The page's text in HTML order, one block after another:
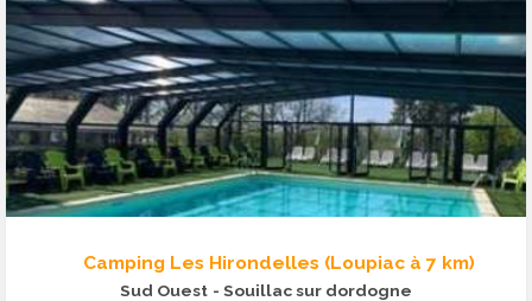
Camping Les Hirondelles (Loupiac à 7 km)
Sud Ouest - Souillac sur dordogne